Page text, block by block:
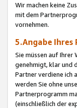
Wir machen keine
mit dem
vornehmen.
5.Angabe
Sie müssen auf
genehmigt, klar und
Partner verdiene ich
werden Sie ohne
Partnerprogramm
(einschließlich der